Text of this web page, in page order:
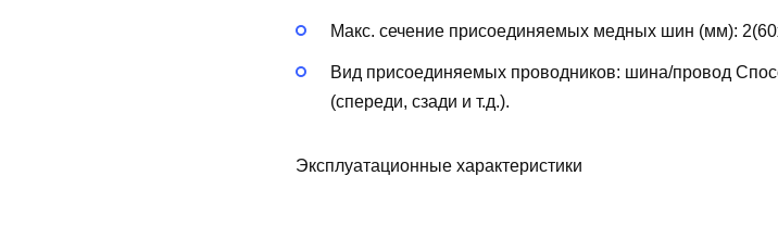
Макс. сечение присоединяемых медных шин (мм):
Вид присоединяемых проводников: шина/провод
(спереди, сзади и т.д.).
Эксплуатационные характеристики